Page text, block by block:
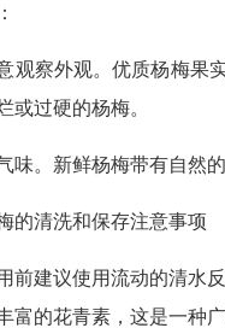
观察外观。优质杨梅果
或过硬的杨梅。
味。新鲜杨梅带有自然
的清洗和保存注意事项
前建议使用流动的清水
富的花青素，这是一种